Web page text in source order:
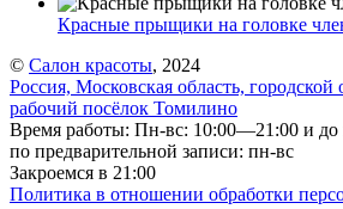
Красные прыщики на головке
© Салон красоты, 2024
Россия, Московская область,
рабочий посёлок Томилино
Время работы: Пн-вс: 10:00—21:00 и до
по предварительной записи: пн-вс
Закроемся в 21:00
Политика в отношении обработки